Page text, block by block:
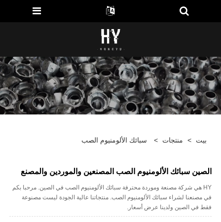
بيت > منتجات > سبائك الألومنيوم الصب
الصين سبائك الألومنيوم الصب المصنعين والموردين والمصنع
HY هي شركة مصنعة وموردة محترفة سبائك الألومنيوم الصب في الصين. مرحبا بكم
في مصنعنا لشراء سبائك الألومنيوم الصب. منتجاتنا عالية الجودة ليست مصنوعة
فقط في الصين ولدينا عرض أسعار.